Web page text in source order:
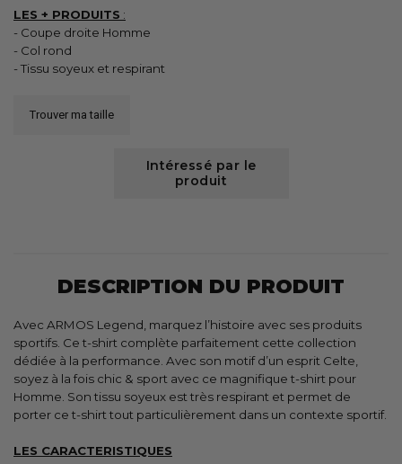
LES + PRODUITS :
- Coupe droite Homme
- Col rond
- Tissu soyeux et respirant
Trouver ma taille
Intéressé par le
produit
DESCRIPTION DU PRODUIT
Avec ARMOS Legend, marquez l’histoire avec ses produits
sportifs. Ce t-shirt complète parfaitement cette collection
dédiée à la performance. Avec son motif d’un esprit Celte,
soyez à la fois chic & sport avec ce magnifique t-shirt pour
Homme. Son tissu soyeux est très respirant et permet de
porter ce t-shirt tout particulièrement dans un contexte sportif.
LES CARACTERISTIQUES